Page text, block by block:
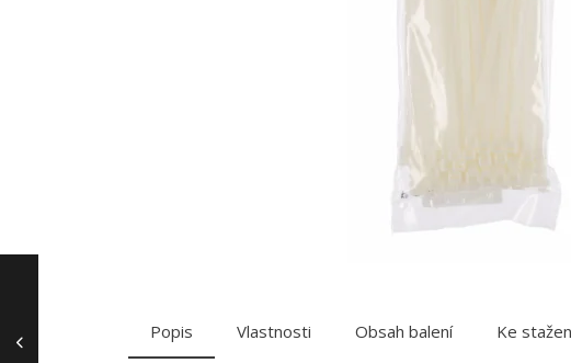
Popis Vlastnosti Obsah balení Ke